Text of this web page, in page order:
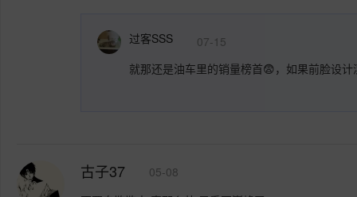
过客SSS
07-15
就那还是油车里的销量榜首😨，如果前脸设
古子37
05-08